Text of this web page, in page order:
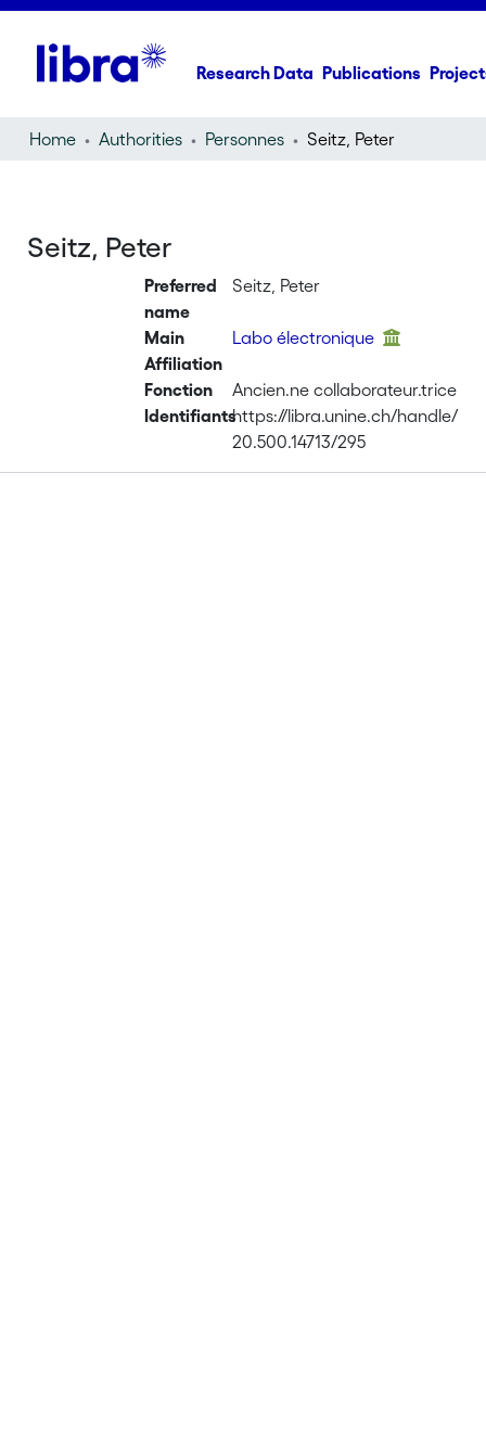
Research Data Publications
Home Authorities Personnes Seitz, Peter
Seitz, Peter
Preferred
name
Seitz, Peter
Main
Affiliation
Labo électronique
Fonction
Ancien.ne collaborateur.trice
Identifiantshttps://libra.unine.ch/handle/
20.500.14713/295